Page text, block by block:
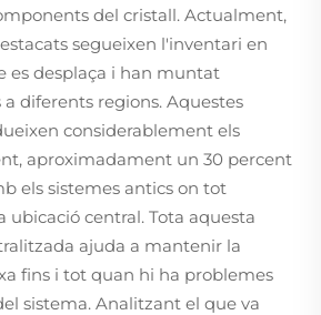
del cristall. Actualment,
segueixen l'inventari en
es desplaça i han muntat
diferents regions. Aquestes
considerablement els
aproximadament un 30 percent
els sistemes antics on tot
ubicació central. Tota aquesta
ajuda a mantenir la
fins i tot quan hi ha problemes
sistema. Analitzant el que va